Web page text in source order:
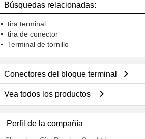
Búsquedas relacionadas:
tira terminal
tira de conector
Terminal de tornillo
Conectores del bloque terminal
Vea todos los productos
Perfil de la compañía